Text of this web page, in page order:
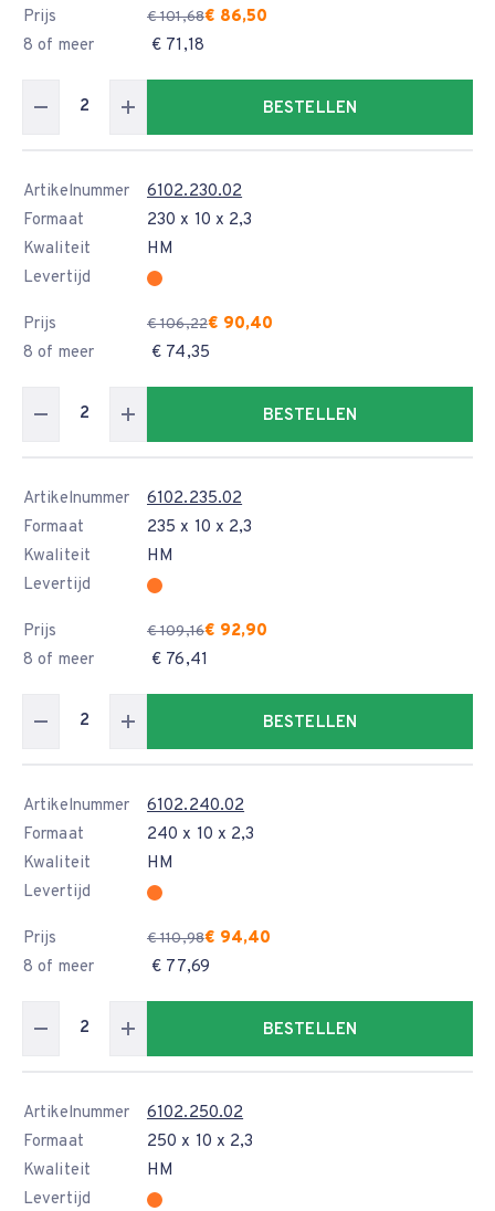
Prijs € 101,68€ 86,50
8 of meer
€ 71,18
BESTELLEN
Artikelnummer
6102.230.02
Formaat
230 x 10 x 2,3
Kwaliteit
HM
Levertijd
Prijs € 106,22€ 90,40
8 of meer
€ 74,35
BESTELLEN
Artikelnummer
6102.235.02
Formaat
235 x 10 x 2,3
Kwaliteit
HM
Levertijd
Prijs € 109,16€ 92,90
8 of meer
€ 76,41
BESTELLEN
Artikelnummer
6102.240.02
Formaat
240 x 10 x 2,3
Kwaliteit
HM
Levertijd
Prijs € 110,98€ 94,40
8 of meer
€ 77,69
BESTELLEN
Artikelnummer
6102.250.02
Formaat
250 x 10 x 2,3
Kwaliteit
HM
Levertijd